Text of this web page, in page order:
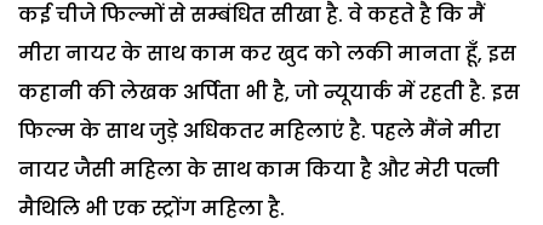
कई चीजे फिल्मों से सम्बंधित सीखा है. वे कहते है कि मैं
मीरा नायर के साथ काम कर खुद को लकी मानता हूँ, इस
कहानी की लेखक अर्पिता भी है, जो न्यूयार्क में रहती है. इस
फिल्म के साथ जुड़े अधिकतर महिलाएं है. पहले मैंने मीरा
नायर जैसी महिला के साथ काम किया है और मेरी पत्नी
मैथिलि भी एक स्ट्रोंग महिला है.